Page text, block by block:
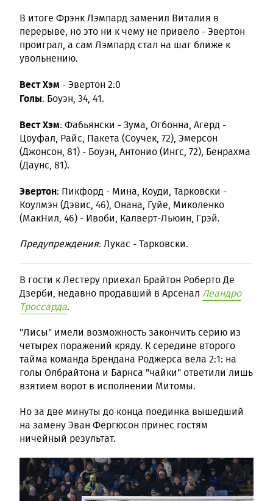
В итоге Фрэнк Лэмпард заменил Виталия в
перерыве, но это ни к чему не привело - Эвертон
проиграл, а сам Лэмпард стал на шаг ближе к
увольнению.
Вест Хэм - Эвертон 2:0
Голы: Боуэн, 34, 41.
Вест Хэм: Фабьянски - Зума, Огбонна, Агерд -
Цоуфал, Райс, Пакета (Соучек, 72), Эмерсон
(Джонсон, 81) - Боуэн, Антонио (Ингс, 72), Бенрахма
(Даунс, 81).
Эвертон: Пикфорд - Мина, Коуди, Тарковски -
Коулмэн (Дэвис, 46), Онана, Гуйе, Миколенко
(МакНил, 46) - Ивоби, Калверт-Льюин, Грэй.
Предупреждения: Лукас - Тарковски.
В гости к Лестеру приехал Брайтон Роберто Де
Дзерби, недавно продавший в Арсенал Леандро
Троссарда.
"Лисы" имели возможность закончить серию из
четырех поражений кряду. К середине второго
тайма команда Брендана Роджерса вела 2:1: на
голы Олбрайтона и Барнса "чайки" ответили лишь
взятием ворот в исполнении Митомы.
Но за две минуты до конца поединка вышедший
на замену Эван Фергюсон принес гостям
ничейный результат.